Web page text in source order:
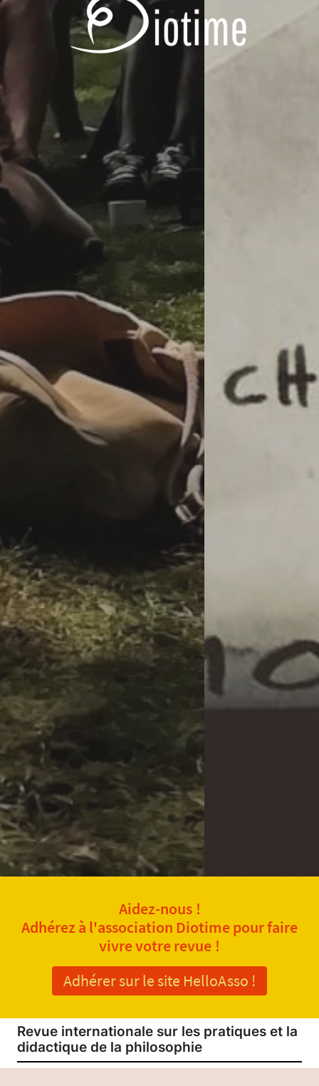
Aidez-nous !
Adhérez à l'association Diotime pour faire
vivre votre revue !
Adhérer sur le site HelloAsso !
Revue internationale sur les pratiques et la
didactique de la philosophie